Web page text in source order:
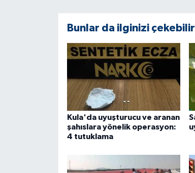
Bunlar da ilginizi çekebilir
Kula'da uyuşturucu ve aranan
şahıslara yönelik operasyon:
4 tutuklama